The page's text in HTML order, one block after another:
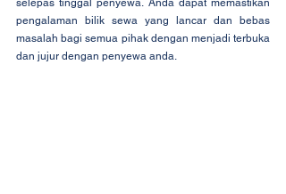
selepas tinggal penyewa. Anda dapat memastikan
pengalaman bilik sewa yang lancar dan bebas
masalah bagi semua pihak dengan menjadi terbuka
dan jujur dengan penyewa anda.